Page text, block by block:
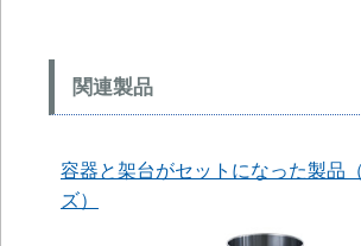
関連製品
容器と架台がセットになった製品
ズ）